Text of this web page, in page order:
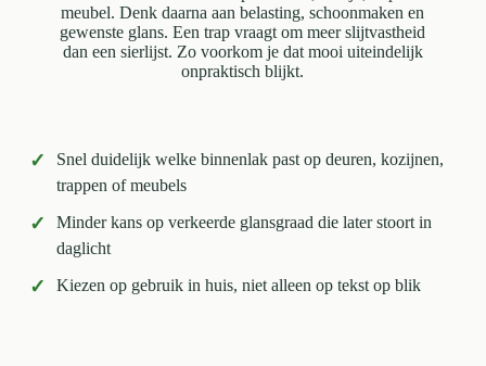
meubel. Denk daarna aan belasting, schoonmaken en
gewenste glans. Een trap vraagt om meer slijtvastheid
dan een sierlijst. Zo voorkom je dat mooi uiteindelijk
onpraktisch blijkt.
✓
Snel duidelijk welke binnenlak past op deuren, kozijnen,
trappen of meubels
✓
Minder kans op verkeerde glansgraad die later stoort in
daglicht
✓ Kiezen op gebruik in huis, niet alleen op tekst op blik